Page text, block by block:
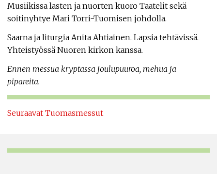
Musiikissa lasten ja nuorten kuoro Taatelit sekä
soitinyhtye Mari Torri-Tuomisen johdolla.
Saarna ja liturgia Anita Ahtiainen. Lapsia tehtävissä.
Yhteistyössä Nuoren kirkon kanssa.
Ennen messua kryptassa joulupuuroa, mehua ja
pipareita.
Seuraavat Tuomasmessut